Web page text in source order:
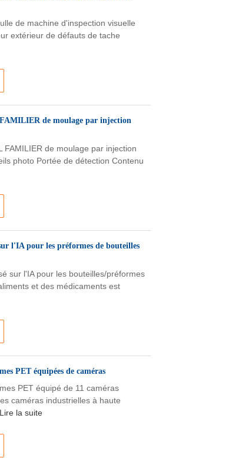
de machine d'inspection visuelle
extérieur de défauts de tache
de moulage par injection
de moulage par injection
photo Portée de détection Contenu
l'IA pour les préformes de bouteilles
sur l'IA pour les bouteilles/préformes
et des médicaments est
PET équipées de caméras
PET équipé de 11 caméras
caméras industrielles à haute
Lire la suite